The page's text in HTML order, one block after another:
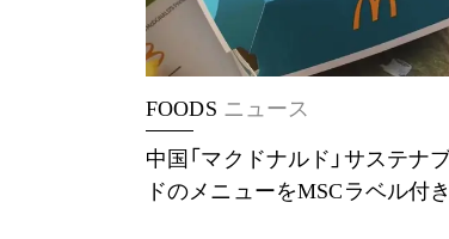
FOODS ニュース
中国「マクドナルド」サステナ
ドのメニューをMSCラベル付